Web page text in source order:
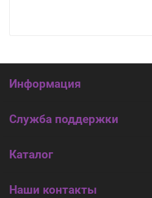
Информация
Служба поддержки
Каталог
Наши контакты